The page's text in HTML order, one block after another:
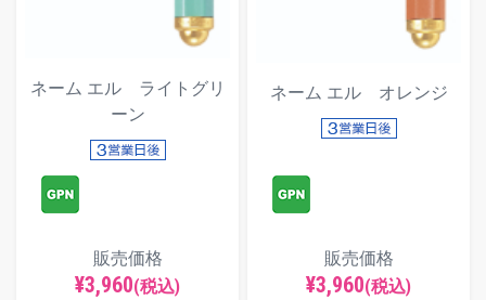
ネーム エル ライトグリ
ーン
販売価格
¥3,960(税込)
ネーム エル オレンジ
販売価格
¥3,960(税込)